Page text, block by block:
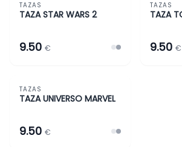
TAZAS Y MÁS
TAZAS
TAZA STAR WARS 2
9.50 €
TAZAS Y
TAZAS
TAZA
9.50 €
TAZAS Y MÁS
TAZAS
TAZA UNIVERSO MARVEL
9.50 €